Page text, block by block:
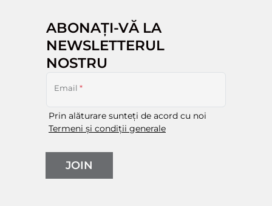
ABONAȚI-VĂ LA
NEWSLETTERUL
NOSTRU
Email *
Prin alăturare sunteți de acord cu noi
Termeni și condiții generale
JOIN